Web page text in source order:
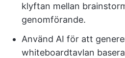
klyftan mellan
genomförande.
Använd AI för att
whiteboardtavlan